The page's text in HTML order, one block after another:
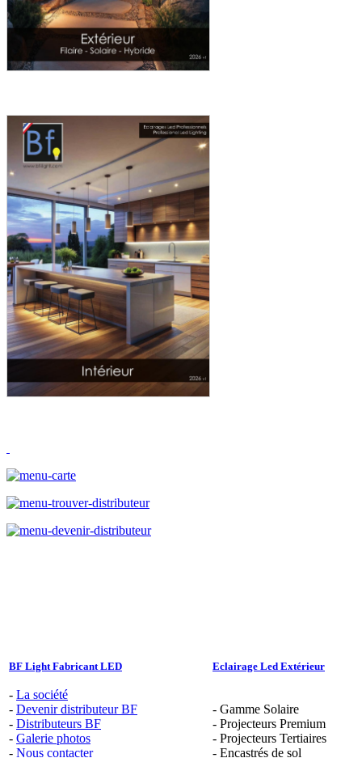
BF Light Fabricant LED
- La société
- Devenir distributeur BF
- Distributeurs BF
- Galerie photos
- Nous contacter
Eclairage Led Extérieur
- Gamme Solaire
- Projecteurs Premium
- Projecteurs Tertiaires
- Encastrés de sol